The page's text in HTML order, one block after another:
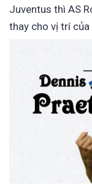
Juventus thì AS
thay cho vị trí